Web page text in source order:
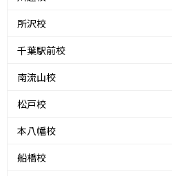
所沢校
千葉駅前校
南流山校
松戸校
本八幡校
船橋校